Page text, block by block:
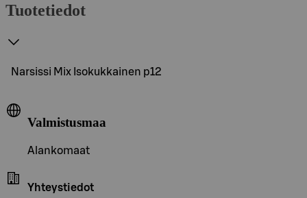
Tuotetiedot
Narsissi Mix Isokukkainen p12
Valmistusmaa
Alankomaat
Yhteystiedot